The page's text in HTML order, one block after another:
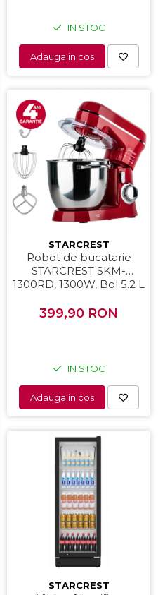
IN STOC
Adauga in cos
STARCREST
Robot de bucatarie
STARCREST SKM-
1300RD, 1300W, Bol 5.2 L
Viteze + Pulse, Angrenaje
metalice, Rosu
399,90 RON
IN STOC
Adauga in cos
STARCREST